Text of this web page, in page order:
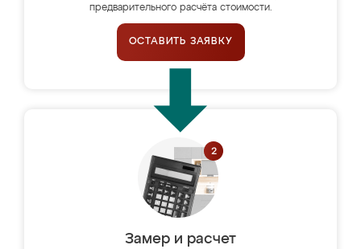
предварительного расчёта стоимости.
ОСТАВИТЬ ЗАЯВКУ
Замер и расчет